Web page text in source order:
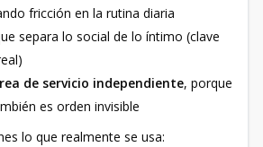
fricción en la rutina diaria
separa lo social de lo íntimo (clave
de servicio independiente, porque
es orden invisible
lo que realmente se usa: